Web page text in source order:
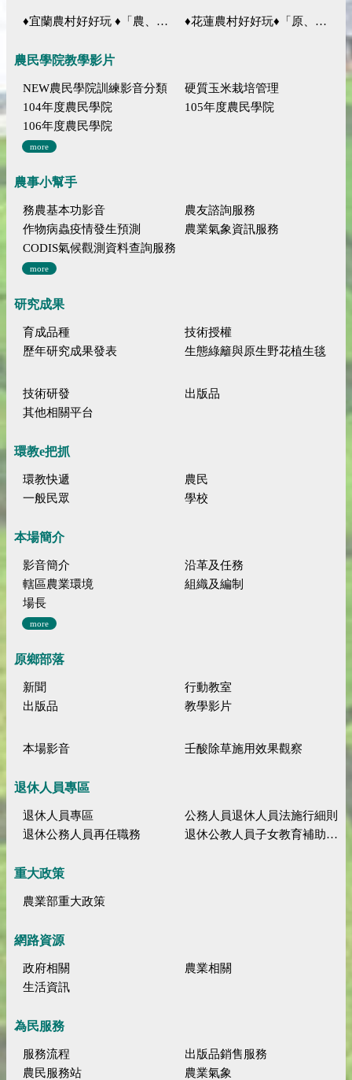
♦宜蘭農村好好玩 ♦「農、藝、山、水」四條遊程推薦 ♦花蓮農村好好玩♦「原、生、慢、活」四條遊程推薦
農民學院教學影片
NEW農民學院訓練影音分類
硬質玉米栽培管理
104年度農民學院
105年度農民學院
106年度農民學院
more
農事小幫手
務農基本功影音
農友諮詢服務
作物病蟲疫情發生預測
農業氣象資訊服務
CODIS氣候觀測資料查詢服務
more
研究成果
育成品種
技術授權
歷年研究成果發表
生態綠籬與原生野花植生毯
技術研發
出版品
其他相關平台
環教e把抓
環教快遞
農民
一般民眾
學校
本場簡介
影音簡介
沿革及任務
轄區農業環境
組織及編制
場長
more
原鄉部落
新聞
行動教室
出版品
教學影片
本場影音 壬酸除草施用效果觀察
退休人員專區
退休人員專區
公務人員退休人員法施行細則
退休公務人員再任職務
退休公教人員子女教育補助規定
重大政策
農業部重大政策
網路資源
政府相關
農業相關
生活資訊
為民服務
服務流程
出版品銷售服務
農民服務站
農業氣象